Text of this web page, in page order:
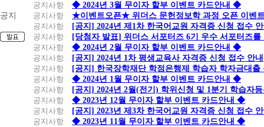
공지사항
◆ 2024년 3월 무이자 할부 이벤트 카드안내 ◆
공지
공지사항
★이벤트오픈★ 위더스 문헌정보학 과정 오픈 이벤
공지사항
[공지] 2024년 제1차 한국어교원 자격증 신청 접수
공지사항
[당첨자 발표] 위더스 서포터즈 6기 우수 서포터즈를
공지사항
◆ 2024년 2월 무이자 할부 이벤트 카드안내 ◆
공지사항
[공지] 2024년 1차 평생교육사 자격증 신청 접수 안내
공지사항
[공지] 한국장학재단 학점은행제 학습자 학자금대출
공지사항
◆ 2024년 1월 무이자 할부 이벤트 카드안내 ◆
공지사항
[공지] 2024년 2월(전기) 학위신청 및 1분기 학습자
공지사항
◆ 2023년 12월 무이자 할부 이벤트 카드안내 ◆
공지사항
[공지] 2023년 제3차 한국어교원 자격증 신청 접수
공지사항
◆ 2023년 11월 무이자 할부 이벤트 카드안내 ◆